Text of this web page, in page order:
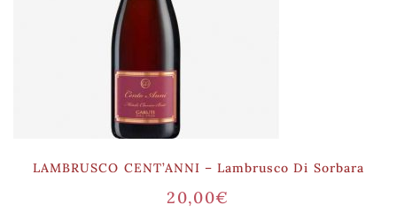
LAMBRUSCO CENT’ANNI – Lambrusco Di Sorbara
20,00€